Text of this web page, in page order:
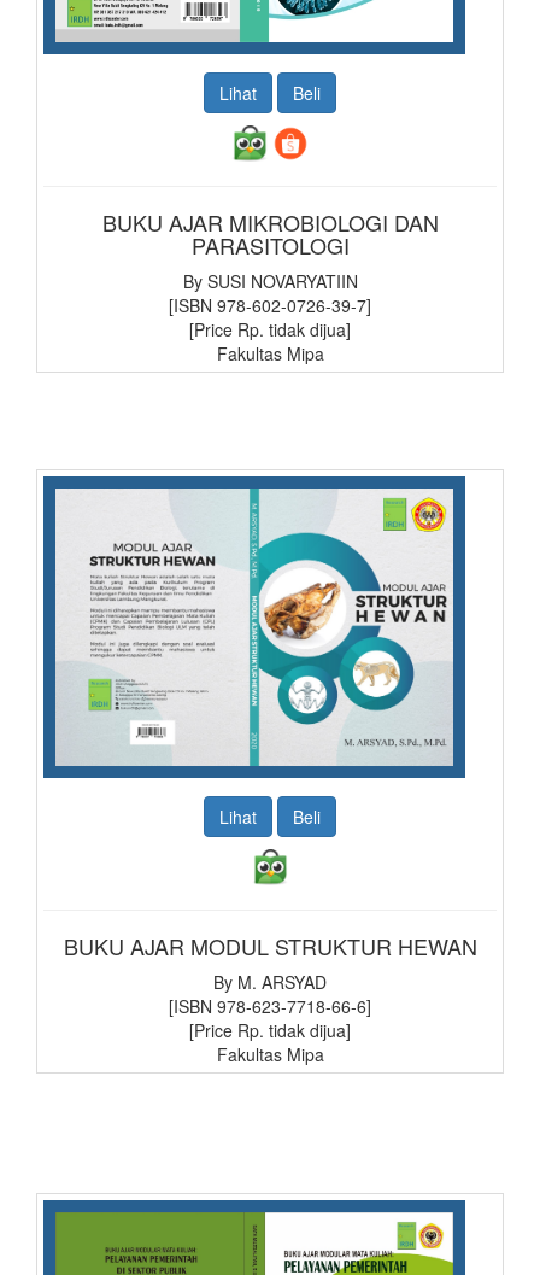
Lihat Beli
BUKU AJAR MIKROBIOLOGI DAN
PARASITOLOGI
By SUSI NOVARYATIIN
[ISBN 978-602-0726-39-7]
[Price Rp. tidak dijua]
Fakultas Mipa
Lihat Beli
BUKU AJAR MODUL STRUKTUR HEWAN
By M. ARSYAD
[ISBN 978-623-7718-66-6]
[Price Rp. tidak dijua]
Fakultas Mipa